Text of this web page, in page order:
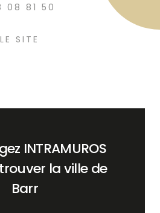
08 81 50
SITE
INTRAMUROS
la ville de
Barr